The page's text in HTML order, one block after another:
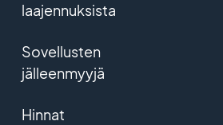
laajennuksista
Sovellusten
jälleenmyyjä
Hinnat